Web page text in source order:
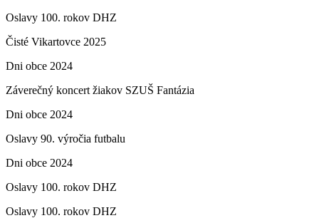
Oslavy 100. rokov DHZ
Čisté Vikartovce 2025
Dni obce 2024
Záverečný koncert žiakov SZUŠ Fantázia
Dni obce 2024
Oslavy 90. výročia futbalu
Dni obce 2024
Oslavy 100. rokov DHZ
Oslavy 100. rokov DHZ